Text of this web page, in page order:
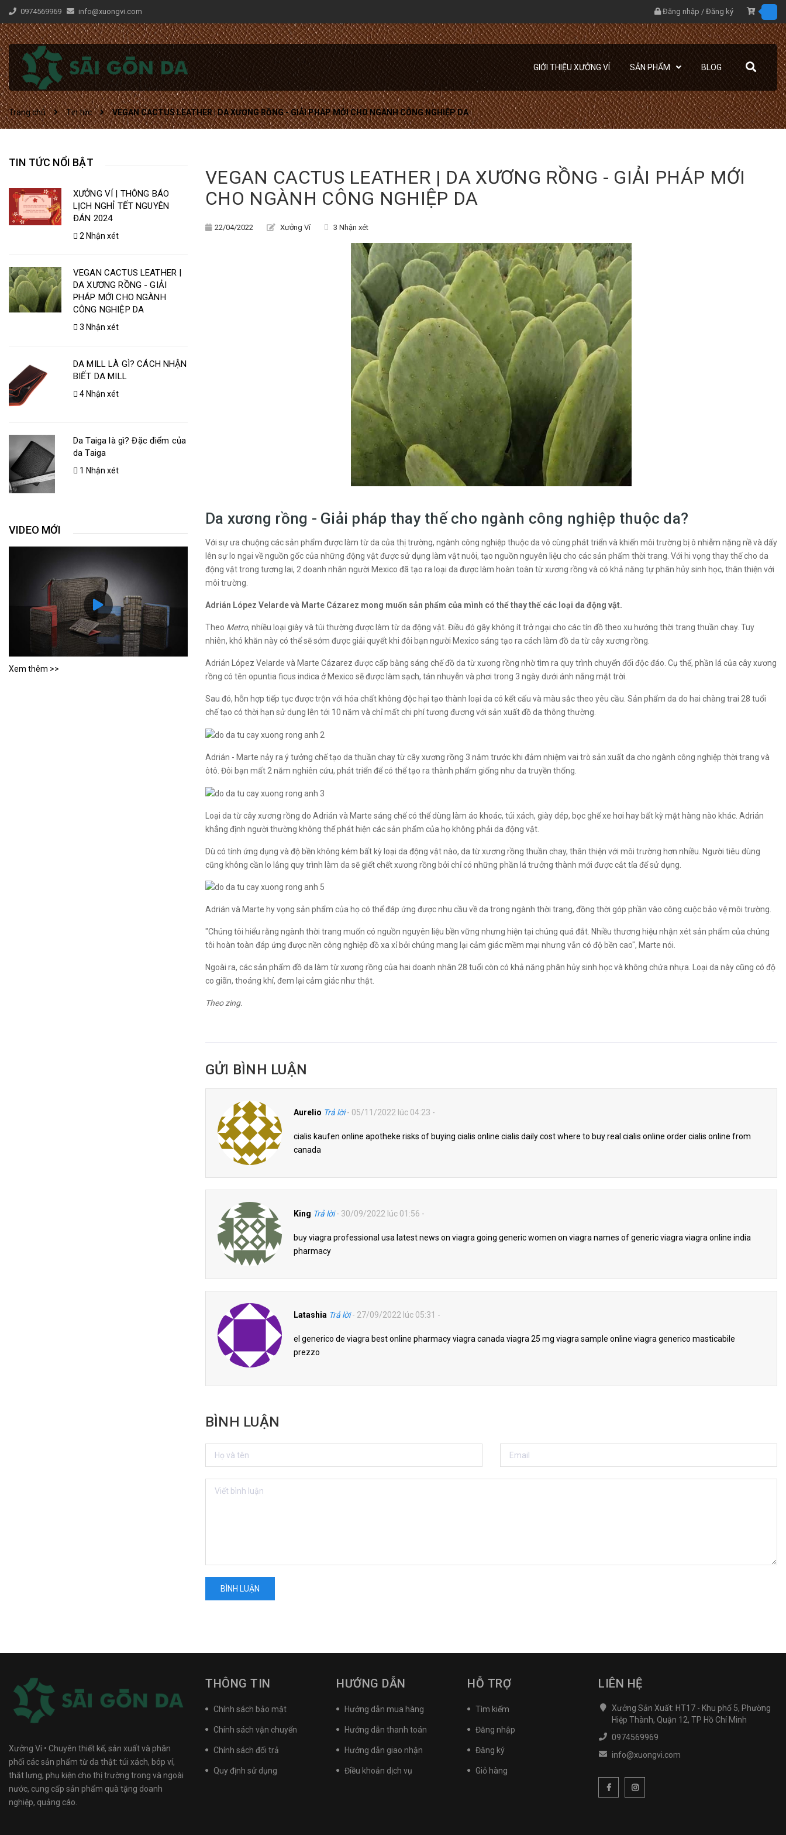
0974569969 info@xuongvi.com Đăng nhập / Đăng ký
GIỚI THIỆU XƯỞNG VÍ SẢN PHẨM BLOG
Trang chủ Tin tức VEGAN CACTUS LEATHER | DA XƯƠNG RỒNG - GIẢI PHÁP MỚI CHO NGÀNH CÔNG NGHIỆP DA
VEGAN CACTUS LEATHER | DA XƯƠNG RỒNG - GIẢI PHÁP MỚI
CHO NGÀNH CÔNG NGHIỆP DA
22/04/2022 Xưởng Ví 3 Nhận xét
Da xương rồng - Giải pháp thay thế cho ngành công nghiệp thuộc da?
Với sự ưa chuộng các sản phẩm được làm từ da của thị trường, ngành công nghiệp thuộc da vô cùng phát triển và khiến môi trường bị ô nhiễm nặng nề và dấy
lên sự lo ngại về nguồn gốc của những động vật được sử dụng làm vật nuôi, tạo nguồn nguyên liệu cho các sản phẩm thời trang. Với hi vọng thay thế cho da
động vật trong tương lai, 2 doanh nhân người Mexico đã tạo ra loại da được làm hoàn toàn từ xương rồng và có khả năng tự phân hủy sinh học, thân thiện với
môi trường.
Adrián López Velarde và Marte Cázarez mong muốn sản phẩm của mình có thể thay thế các loại da động vật.
Theo Metro, nhiều loại giày và túi thường được làm từ da động vật. Điều đó gây không ít trở ngại cho các tín đồ theo xu hướng thời trang thuần chay. Tuy
nhiên, khó khăn này có thể sẽ sớm được giải quyết khi đôi bạn người Mexico sáng tạo ra cách làm đồ da từ cây xương rồng.
Adrián López Velarde và Marte Cázarez được cấp bằng sáng chế đồ da từ xương rồng nhờ tìm ra quy trình chuyển đổi độc đáo. Cụ thể, phần lá của cây xương
rồng có tên opuntia ficus indica ở Mexico sẽ được làm sạch, tán nhuyễn và phơi trong 3 ngày dưới ánh nắng mặt trời.
Sau đó, hỗn hợp tiếp tục được trộn với hóa chất không độc hại tạo thành loại da có kết cấu và màu sắc theo yêu cầu. Sản phẩm da do hai chàng trai 28 tuổi
chế tạo có thời hạn sử dụng lên tới 10 năm và chỉ mất chi phí tương đương với sản xuất đồ da thông thường.
Adrián - Marte nảy ra ý tưởng chế tạo da thuần chay từ cây xương rồng 3 năm trước khi đảm nhiệm vai trò sản xuất da cho ngành công nghiệp thời trang và
ôtô. Đôi bạn mất 2 năm nghiên cứu, phát triển để có thể tạo ra thành phẩm giống như da truyền thống.
Loại da từ cây xương rồng do Adrián và Marte sáng chế có thể dùng làm áo khoác, túi xách, giày dép, bọc ghế xe hơi hay bất kỳ mặt hàng nào khác. Adrián
khẳng định người thường không thể phát hiện các sản phẩm của họ không phải da động vật.
Dù có tính ứng dụng và độ bền không kém bất kỳ loại da động vật nào, da từ xương rồng thuần chay, thân thiện với môi trường hơn nhiều. Người tiêu dùng
cũng không cần lo lắng quy trình làm da sẽ giết chết xương rồng bởi chỉ có những phần lá trưởng thành mới được cắt tỉa để sử dụng.
Adrián và Marte hy vọng sản phẩm của họ có thể đáp ứng được nhu cầu về da trong ngành thời trang, đồng thời góp phần vào công cuộc bảo vệ môi trường.
"Chúng tôi hiểu rằng ngành thời trang muốn có nguồn nguyên liệu bền vững nhưng hiện tại chúng quá đắt. Nhiều thương hiệu nhận xét sản phẩm của chúng
tôi hoàn toàn đáp ứng được nền công nghiệp đồ xa xỉ bởi chúng mang lại cảm giác mềm mại nhưng vẫn có độ bền cao", Marte nói.
Ngoài ra, các sản phẩm đồ da làm từ xương rồng của hai doanh nhân 28 tuổi còn có khả năng phân hủy sinh học và không chứa nhựa. Loại da này cũng có độ
co giãn, thoáng khí, đem lại cảm giác như thật.
Theo zing.
GỬI BÌNH LUẬN
Aurelio Trả lời - 05/11/2022 lúc 04:23 -
cialis kaufen online apotheke risks of buying cialis online cialis daily cost where to buy real cialis online order cialis online from
canada
King Trả lời - 30/09/2022 lúc 01:56 -
buy viagra professional usa latest news on viagra going generic women on viagra names of generic viagra viagra online india
pharmacy
Latashia Trả lời - 27/09/2022 lúc 05:31 -
el generico de viagra best online pharmacy viagra canada viagra 25 mg viagra sample online viagra generico masticabile
prezzo
BÌNH LUẬN
BÌNH LUẬN
TIN TỨC NỔI BẬT
XƯỞNG VÍ | THÔNG BÁO
LỊCH NGHỈ TẾT NGUYÊN
ĐÁN 2024
2 Nhận xét
VEGAN CACTUS LEATHER |
DA XƯƠNG RỒNG - GIẢI
PHÁP MỚI CHO NGÀNH
CÔNG NGHIỆP DA
3 Nhận xét
DA MILL LÀ GÌ? CÁCH NHẬN
BIẾT DA MILL
4 Nhận xét
Da Taiga là gì? Đặc điểm của
da Taiga
1 Nhận xét
VIDEO MỚI
Xem thêm >>
Xưởng Ví • Chuyên thiết kế, sản xuất và phân
phối các sản phẩm từ da thật: túi xách, bóp ví,
thắt lưng, phụ kiện cho thị trường trong và ngoài
nước, cung cấp sản phẩm quà tặng doanh
nghiệp, quảng cáo.
THÔNG TIN
Chính sách bảo mật
Chính sách vận chuyển
Chính sách đổi trả
Quy định sử dụng
HƯỚNG DẪN
Hướng dẫn mua hàng
Hướng dẫn thanh toán
Hướng dẫn giao nhận
Điều khoản dịch vụ
HỖ TRỢ
Tìm kiếm
Đăng nhập
Đăng ký
Giỏ hàng
LIÊN HỆ
Xưởng Sản Xuất: HT17 - Khu phố 5, Phường
Hiệp Thành, Quận 12, TP Hồ Chí Minh
0974569969
info@xuongvi.com